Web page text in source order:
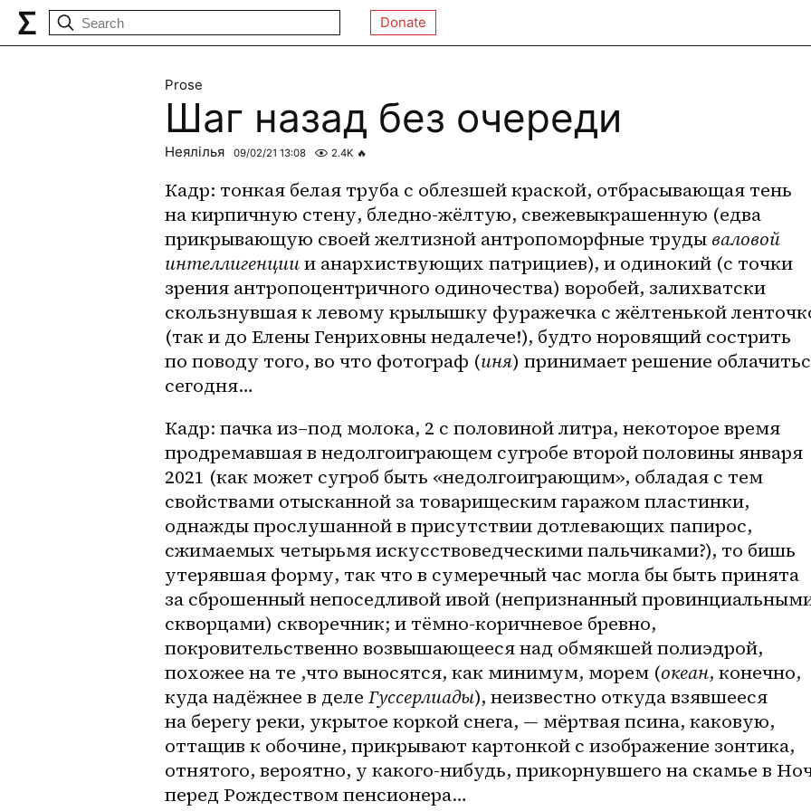
Donate
Prose
Шаг назад без очереди
Неялілья 09/02/21 13:08 2.4K 🔥
Кадр: тонкая белая труба с облезшей краской, отбрасывающая тень
на кирпичную стену, бледно-жёлтую, свежевыкрашенную (едва
прикрывающую своей желтизной антропоморфные труды валовой
интеллигенции и анархиствующих патрициев), и одинокий (с точки
зрения антропоцентричного одиночества) воробей, залихватски
скользнувшая к левому крылышку фуражечка с жёлтенькой
(так и до Елены Генриховны недалече!), будто норовящий сострить
по поводу того, во что фотограф (иня) принимает решение
сегодня…
Кадр: пачка из–под молока, 2 с половиной литра, некоторое время
продремавшая в недолгоиграющем сугробе второй половины января
2021 (как может сугроб быть «недолгоиграющим», обладая с тем
свойствами отысканной за товарищеским гаражом пластинки,
однажды прослушанной в присутствии дотлевающих папирос,
сжимаемых четырьмя искусствоведческими пальчиками?), то бишь
утерявшая форму, так что в сумеречный час могла бы быть принята
за сброшенный непоседливой ивой (непризнанный
скворцами) скворечник; и тёмно-коричневое бревно,
покровительственно возвышающееся над обмякшей полиэдрой,
похожее на те ,что выносятся, как минимум, морем (океан, конечно,
куда надёжнее в деле Гуссерлиады), неизвестно откуда взявшееся
на берегу реки, укрытое коркой снега, — мёртвая псина, каковую,
оттащив к обочине, прикрывают картонкой с изображение зонтика,
отнятого, вероятно, у какого-нибудь, прикорнувшего на скамье в
перед Рождеством пенсионера…